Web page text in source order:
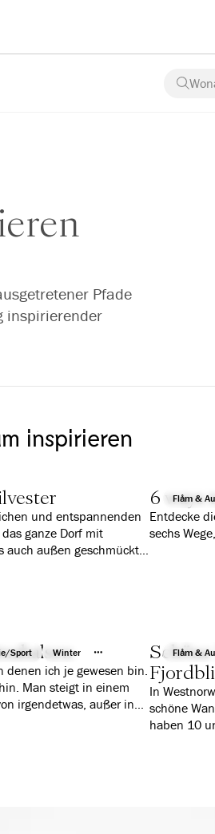
Pfade
inspirierender
inspirieren
und entspannenden
ganze Dorf mit
auch außen geschmückt,
für Jung und Alt an.
Flåm &
6 ways
Entdecke
sechs
Sport Winter
denen ich je gewesen bin.
Man steigt in einem
irgendetwas, außer in
Flåm &
In
schöne
haben 10